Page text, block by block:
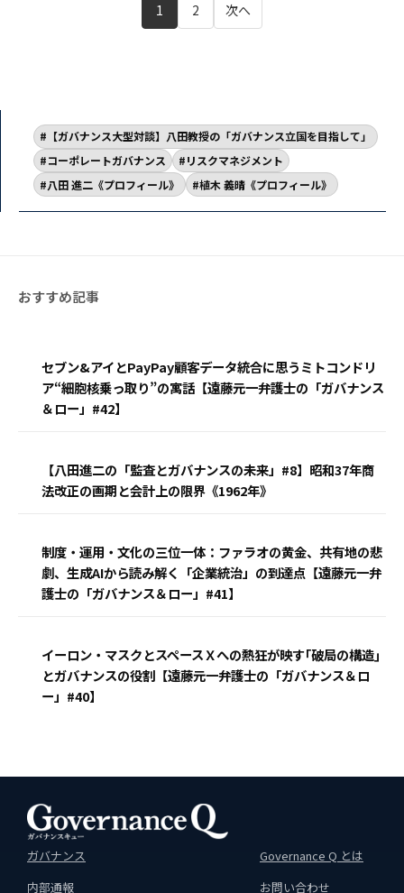
1 2 次へ
【ガバナンス大型対談】八田教授の「ガバナンス立国を目指して」
コーポレートガバナンス
リスクマネジメント
八田 進二《プロフィール》
植木 義晴《プロフィール》
セブン&アイとPayPay顧客データ統合に思うミトコンドリ
ア“細胞核乗っ取り”の寓話【遠藤元一弁護士の「ガバナンス
＆ロー」#42】
【八田進二の「監査とガバナンスの未来」#8】昭和37年商
法改正の画期と会計上の限界《1962年》
制度・運用・文化の三位一体：ファラオの黄金、共有地の悲
劇、生成AIから読み解く「企業統治」の到達点【遠藤元一弁
護士の「ガバナンス＆ロー」#41】
イーロン・マスクとスペースＸへの熱狂が映す｢破局の構造｣
とガバナンスの役割【遠藤元一弁護士の「ガバナンス＆ロ
ー」#40】
ガバナンス
内部通報
Governance Q とは
お問い合わせ